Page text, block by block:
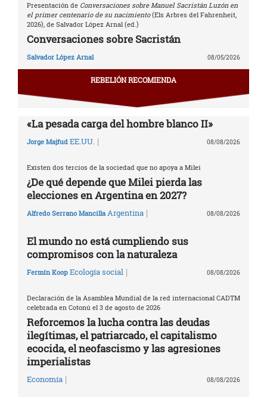
Presentación de Conversaciones sobre Manuel Sacristán Luzón en
el primer centenario de su nacimiento(Els Arbres del Fahrenheit,
2026), de Salvador López Arnal (ed.)
Conversaciones sobre Sacristán
Salvador López Arnal 08/05/2026
REBELIÓN RECOMIENDA
«La pesada carga del hombre blanco II»
Jorge Majfud EE.UU. | 08/08/2026
Existen dos tercios de la sociedad que no apoya a Milei
¿De qué depende que Milei pierda las
elecciones en Argentina en 2027?
Alfredo Serrano Mancilla Argentina | 08/08/2026
El mundo no está cumpliendo sus
compromisos con la naturaleza
Fermín Koop Ecología social | 08/08/2026
Declaración de la Asamblea Mundial de la red internacional CADTM
celebrada en Cotonú el 3 de agosto de 2026
Reforcemos la lucha contra las deudas
ilegítimas, el patriarcado, el capitalismo
ecocida, el neofascismo y las agresiones
imperialistas
Economía | 08/08/2026